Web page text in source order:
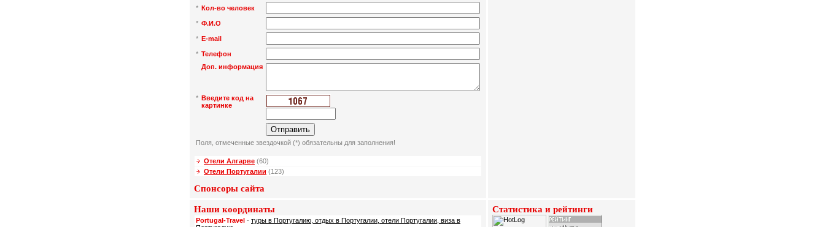
* Кол-во человек
* Ф.И.О
* E-mail
* Телефон
Доп. информация
* Введите код на
картинке
Поля, отмеченные звездочкой (*) обязательны для заполнения!
Отели Алгарве (60)
Отели Португалии (123)
Спонсоры сайта
Наши координаты
Portugal-Travel - туры в Португалию, отдых в Португалии, отели Португалии, виза в
Статистика и рейтинги